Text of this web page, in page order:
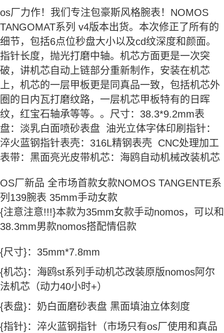
os厂力作！我们专注包豪斯风格腕表！NOMOS
TANGOMAT系列 v4版本出货。本次修正了所有的
细节，包括6点位秒盘大小以及cd纹深度和颜面。
指针长度，抛光打磨中轴。机芯方面更是一次突
破，讲机芯自动上链部分重新制作，安装在机芯
上，机芯的一层甲板更是同真品一致，包括机芯外
圈的日内瓦打磨纹路，一层机芯甲板特有的日晖
纹，红宝石轴承等等。。尺寸：38.3*9.2mm表
盘：淡乳白面喷砂表盘 油光立体字体印刷指针：
淬火蓝钢指针表壳：316L精钢表壳 CNC处理加工
表带：黑面亮光皮带机芯：海鸥自动机械改装机芯
OS厂新品 全市场首款女款NOMOS TANGENTE系
列139腕表 35mm手动女款
{注意注意!!!}本款为35mm女款手动nomos，可以和
38.3mm男款nomos搭配情侣款
{尺寸}：35mm*7.8mm
{机芯}：海鸥st系列手动机芯改装原版nomos阿尔
法机芯（动力40小时+）
{表盘}：奶白面磨砂表盘 黑面填油立体刻度
{指针}：淬火蓝钢指针（市场只有os厂使用和真品